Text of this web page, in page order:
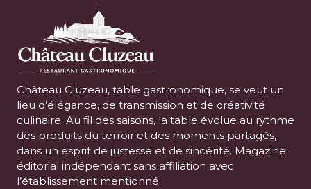
Château Cluzeau, table gastronomique, se veut un
lieu d’élégance, de transmission et de créativité
culinaire. Au fil des saisons, la table évolue au rythme
des produits du terroir et des moments partagés,
dans un esprit de justesse et de sincérité. Magazine
éditorial indépendant sans affiliation avec
l’établissement mentionné.